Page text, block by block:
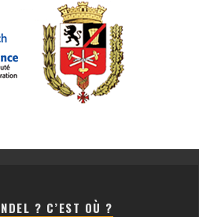
? C’EST OÙ ?